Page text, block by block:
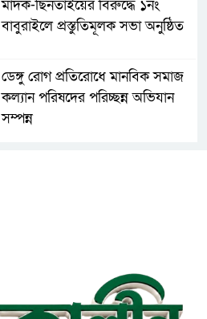
মাদক-ছিনতাইয়ের বিরুদ্ধে ১নং
বাবুরাইলে প্রস্তুতিমূলক সভা অনুষ্ঠিত
ডেঙ্গু রোগ প্রতিরোধে মানবিক সমাজ
কল্যান পরিষদের পরিচ্ছন্ন অভিযান
সম্পন্ন
ঢাকা-সিলেটে মহাসড়কে দুই বাসের